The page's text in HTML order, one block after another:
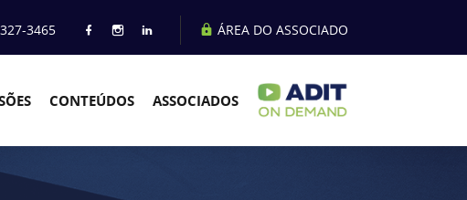
3465 ÁREA DO ASSOCIADO
CONTEÚDOS ASSOCIADOS